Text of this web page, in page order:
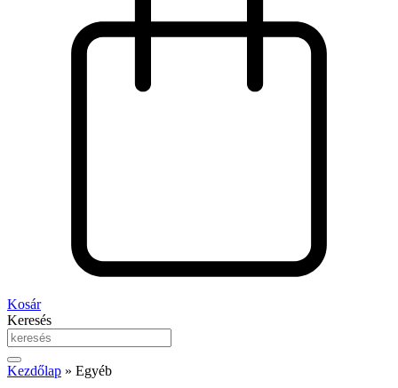
Kosár
Keresés
Kezdőlap » Egyéb